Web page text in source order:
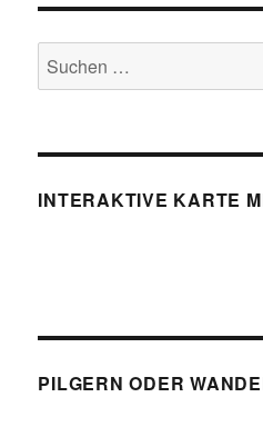
Suchen
nach:
INTERAKTIVE KARTE
PILGERN ODER